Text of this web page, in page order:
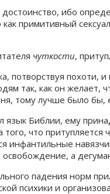
достоинство, ибо
как примитивный
чуткости,
потворствуя похоти,
так, как он желает,
тому лучше было бы,
язык Библии, ему
что
инфантильные
а
падения норм
психики и